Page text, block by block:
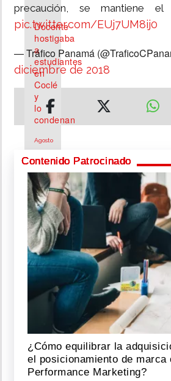
Docente
hostigaba
a
estudiantes
en
Coclé
y
lo
condenan
Agosto
2026
Exrepresentante
y
extesorera
de
Chiriquí
imputados
por
presunto
Agosto
2026
precaución, se mantiene el
pic.twitter.com/EUj7UM8ij0
— Tráfico Panamá
diciembre de 2018
Contenido Patrocinado
¿Cómo equilibrar la
el posicionamiento de marca
Performance Marketing?